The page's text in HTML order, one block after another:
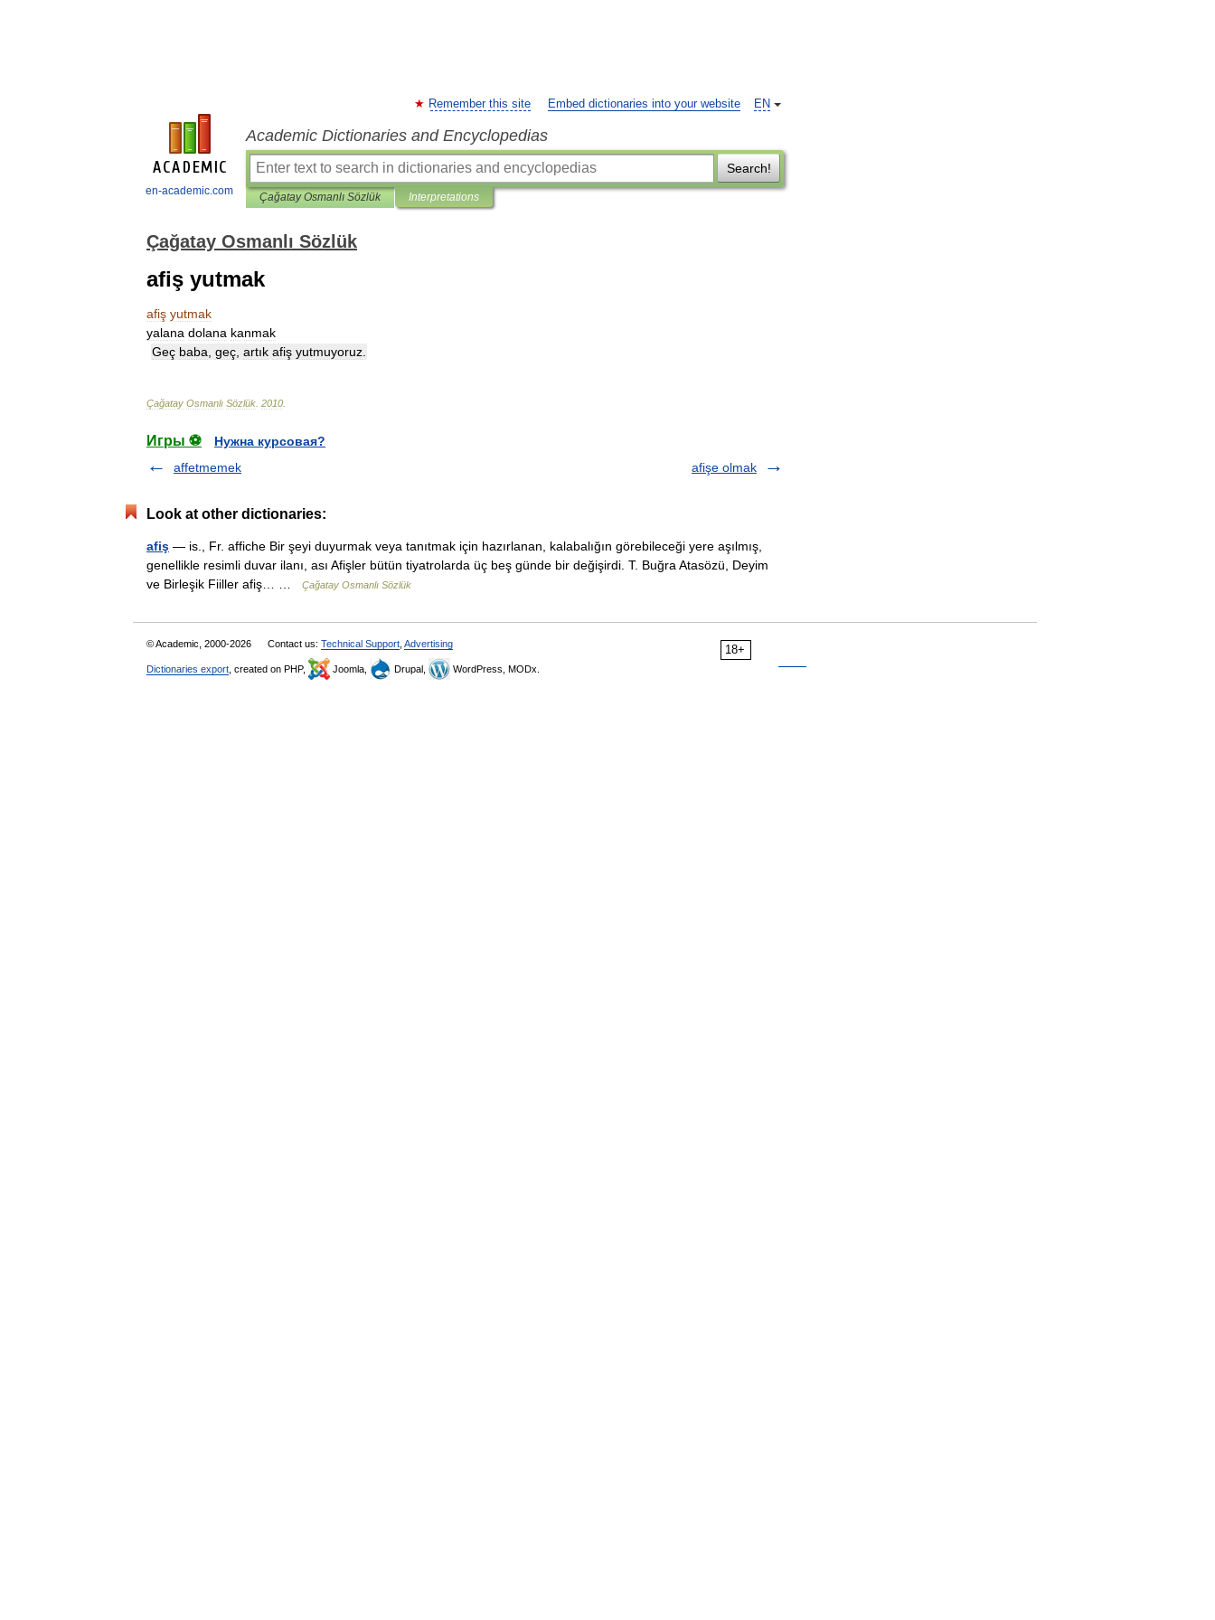
en-academic.com
EN
Remember this site Embed dictionaries into your website
Academic Dictionaries and Encyclopedias
Search!
Çağatay Osmanlı Sözlük Interpretations
Çağatay Osmanlı Sözlük
afiş yutmak
afiş yutmak
yalana dolana kanmak
Geç baba geç artık afiş yutmuyoruz
Çağatay Osmanlı Sözlük 2010
Игры ⚽
Нужна курсовая?
affetmemek
afişe olmak
Look at other dictionaries:
afiş — is., Fr. affiche Bir şeyi duyurmak veya tanıtmak için hazırlanan, kalabalığın görebileceği yere aşılmış,
genellikle resimli duvar ilanı, ası Afişler bütün tiyatrolarda üç beş günde bir değişirdi. T. Buğra Atasözü, Deyim
ve Birleşik Fiiller afiş… …
Çağatay Osmanlı Sözlük
18+
© Academic, 2000-2026 Contact us: Technical Support Advertising
Dictionaries export , created on PHP, Joomla, Drupal, WordPress, MODx.